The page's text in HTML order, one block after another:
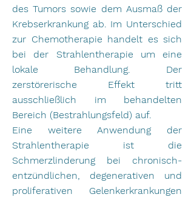
des Tumors sowie dem Ausmaß der
Krebserkrankung ab. Im Unterschied
zur Chemotherapie handelt es sich
bei der Strahlentherapie um eine
lokale Behandlung. Der
zerstörerische Effekt tritt
ausschließlich im behandelten
Bereich (Bestrahlungsfeld) auf.
Eine weitere Anwendung der
Strahlentherapie ist die
Schmerzlinderung bei chronisch-
entzündlichen, degenerativen und
proliferativen Gelenkerkrankungen